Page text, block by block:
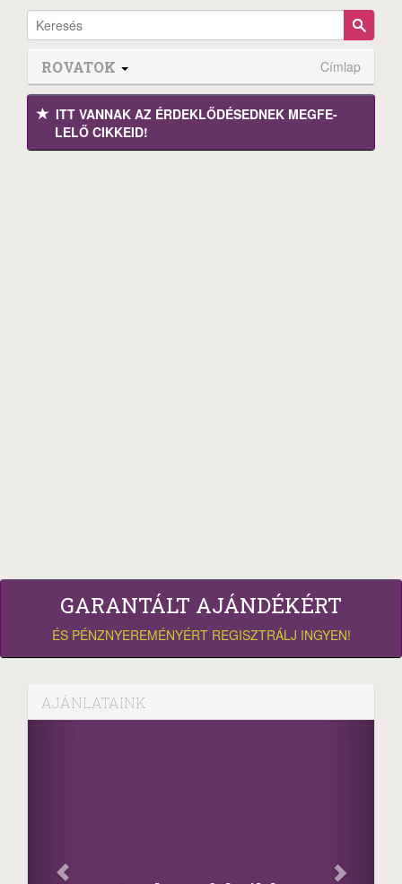
ROVATOK Címlap
ITT VANNAK AZ ÉRDEK­LŐDÉ­SEDNEK MEGFE­
LELŐ CIKKEID!
GARANTÁLT AJÁNDÉKÉRT
ÉS PÉNZNYEREMÉNYÉRT REGISZTRÁLJ INGYEN!
AJÁNLATAINK
Oszd meg